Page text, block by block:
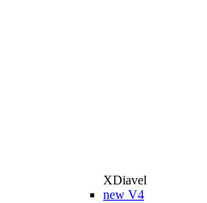
XDiavel
new V4